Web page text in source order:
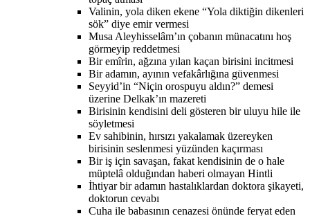
Valinin, yola diken ekene “Yola diktiğin dikenleri
sök” diye emir vermesi
Musa Aleyhisselâm’ın çobanın münacatını hoş
görmeyip reddetmesi
Bir emîrin, ağzına yılan kaçan birisini incitmesi
Bir adamın, ayının vefakârlığına güvenmesi
Seyyid’in “Niçin orospuyu aldın?” demesi
üzerine Delkak’ın mazereti
Birisinin kendisini deli gösteren bir uluyu hile ile
söyletmesi
Ev sahibinin, hırsızı yakalamak üzereyken
birisinin seslenmesi yüzünden kaçırması
Bir iş için savaşan, fakat kendisinin de o hale
müptelâ olduğından haberi olmayan Hintli
İhtiyar bir adamın hastalıklardan doktora şikayeti,
doktorun cevabı
Cuha ile babasının cenazesi önünde feryat eden